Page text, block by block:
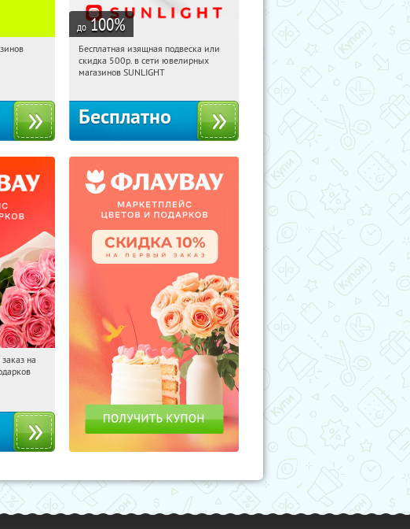
первым!
до 100%
07:11:52 Получили:
Россия
Бесплатная изящная подвеска или
скидка 500р. в сети ювелирных
магазинов SUNLIGHT
Бесплатно
на